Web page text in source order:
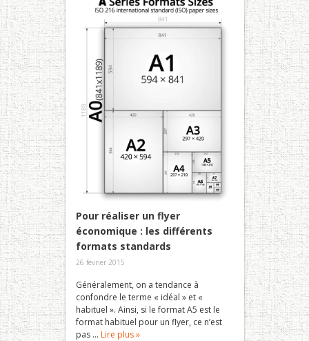
Pour réaliser un flyer
économique : les différents
formats standards
26 février 2015
Généralement, on a tendance à
confondre le terme « idéal » et «
habituel ». Ainsi, si le format A5 est le
format habituel pour un flyer, ce n’est
pas ... Lire plus »